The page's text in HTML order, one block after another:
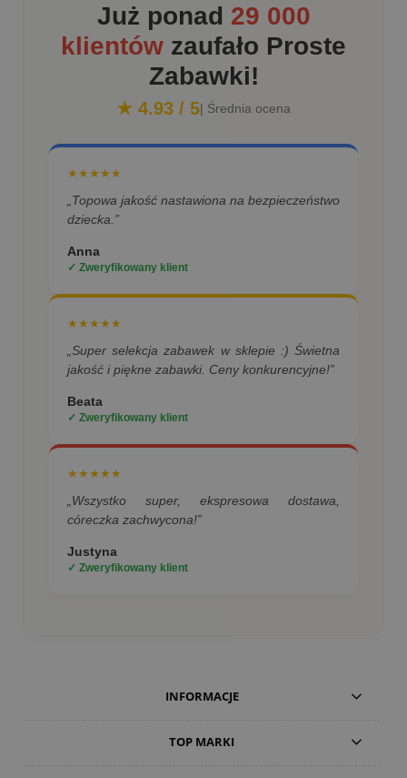
Już ponad 29 000
klientów zaufało Proste
Zabawki!
★ 4.93 / 5| Średnia ocena
★★★★★
„Topowa jakość nastawiona na bezpieczeństwo
dziecka.”
Anna
✓ Zweryfikowany klient
★★★★★
„Super selekcja zabawek w sklepie :) Świetna
jakość i piękne zabawki. Ceny konkurencyjne!”
Beata
✓ Zweryfikowany klient
★★★★★
„Wszystko super, ekspresowa dostawa,
córeczka zachwycona!”
Justyna
✓ Zweryfikowany klient
INFORMACJE
TOP MARKI